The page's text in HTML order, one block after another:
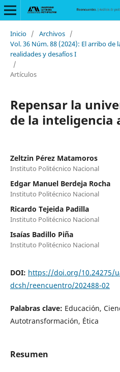
Inicio / Archivos /
Vol. 36 Núm. 88 (2024): El arribo de
realidades y desafíos I
/
Artículos
Repensar la
de la inteligencia
Zeltzin Pérez Matamoros
Instituto Politécnico Nacional
Edgar Manuel Berdeja Rocha
Instituto Politécnico Nacional
Ricardo Tejeida Padilla
Instituto Politécnico Nacional
Isaías Badillo Piña
Instituto Politécnico Nacional
DOI: https://doi.org/10.24275/
dcsh/reencuentro/202488-02
Palabras clave: Educación,
Autotransformación, Ética
Resumen